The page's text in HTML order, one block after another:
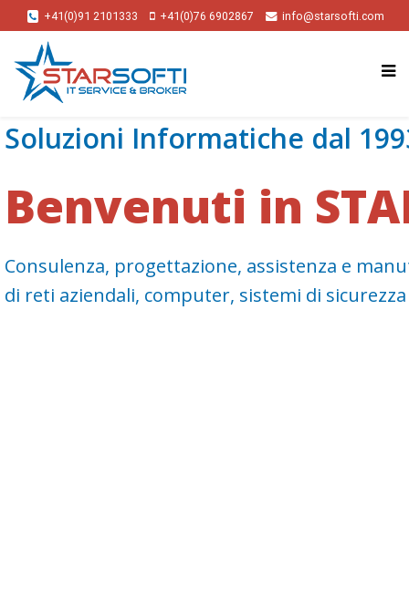
+41(0)91 2101333 +41(0)76 6902867 info@starsofti.com
Soluzioni Informatiche dal
Benvenuti in
Consulenza, progettazione, assistenza e
di reti aziendali, computer, sistemi di